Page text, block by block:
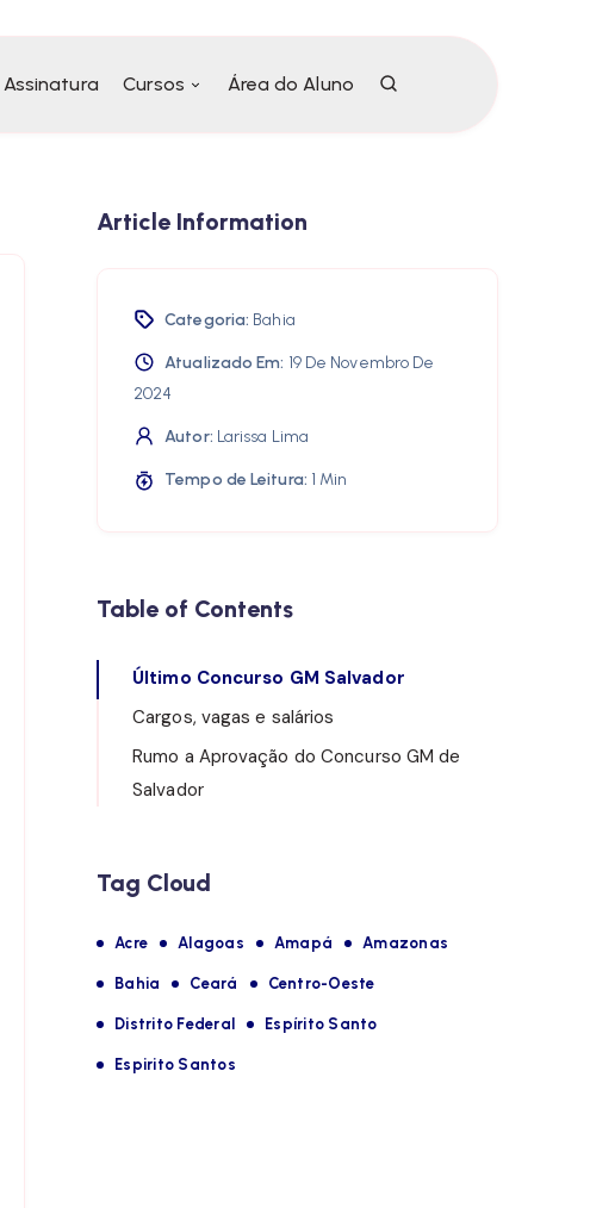
Assinatura Cursos Área do Aluno
Article Information
Categoria: Bahia
Atualizado Em: 19 De Novembro De
2024
Autor: Larissa Lima
Tempo de Leitura: 1 Min
Table of Contents
Último Concurso GM Salvador
Cargos, vagas e salários
Rumo a Aprovação do Concurso GM de
Salvador
Tag Cloud
Acre Alagoas Amapá Amazonas
Bahia Ceará Centro-Oeste
Distrito Federal Espírito Santo
Espirito Santos